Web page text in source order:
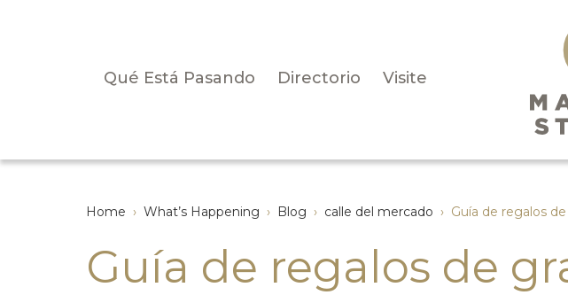
Qué Está Pasando Directorio Visite
Home › What’s Happening › Blog › calle del mercado › Guía de regalos
Guía de regalos de